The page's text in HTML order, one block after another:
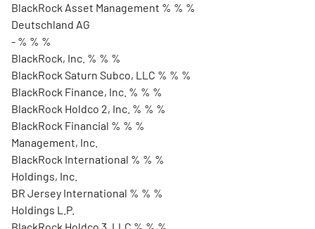
BlackRock Asset Management % % %
Deutschland AG
- % % %
BlackRock, Inc. % % %
BlackRock Saturn Subco, LLC % % %
BlackRock Finance, Inc. % % %
BlackRock Holdco 2, Inc. % % %
BlackRock Financial % % %
Management, Inc.
BlackRock International % % %
Holdings, Inc.
BR Jersey International % % %
Holdings L.P.